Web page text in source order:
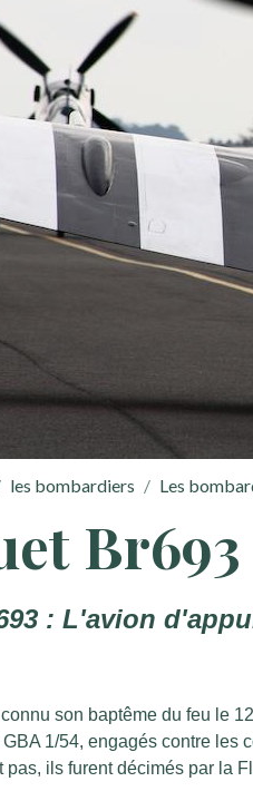
les bombardiers Les
Br693
: L'avion
son baptême du feu le
1/54, engagés contre les
pas, ils furent décimés par la